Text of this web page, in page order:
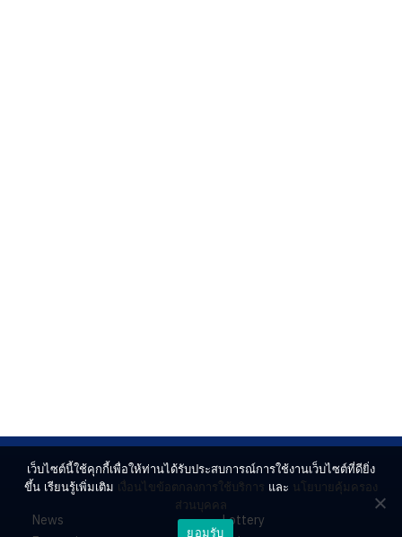
News
Lottery
เว็บไซต์นี้ใช้คุกกี้เพื่อให้ท่านได้รับประสบการณ์การใช้งานเว็บไซต์ที่ดียิ่ง
ขึ้น เรียนรู้เพิ่มเติม เงื่อนไขข้อตกลงการใช้บริการ และ นโยบายคุ้มครอง
ส่วนบุคคล
ยอมรับ